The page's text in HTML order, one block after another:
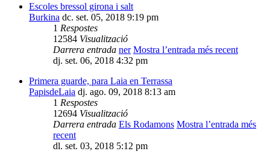
Escoles bressol girona i salt
Burkina dc. set. 05, 2018 9:19 pm
1 Respostes
12584 Visualització
Darrera entrada ner Mostra l’entrada més recent
dj. set. 06, 2018 4:32 pm
Primera guarde, para Laia en Terrassa
PapisdeLaia dj. ago. 09, 2018 8:13 am
1 Respostes
12694 Visualització
Darrera entrada Els Rodamons Mostra l’entrada més
recent
dl. set. 03, 2018 5:12 pm